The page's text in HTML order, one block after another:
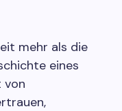
mehr als die
eines
von